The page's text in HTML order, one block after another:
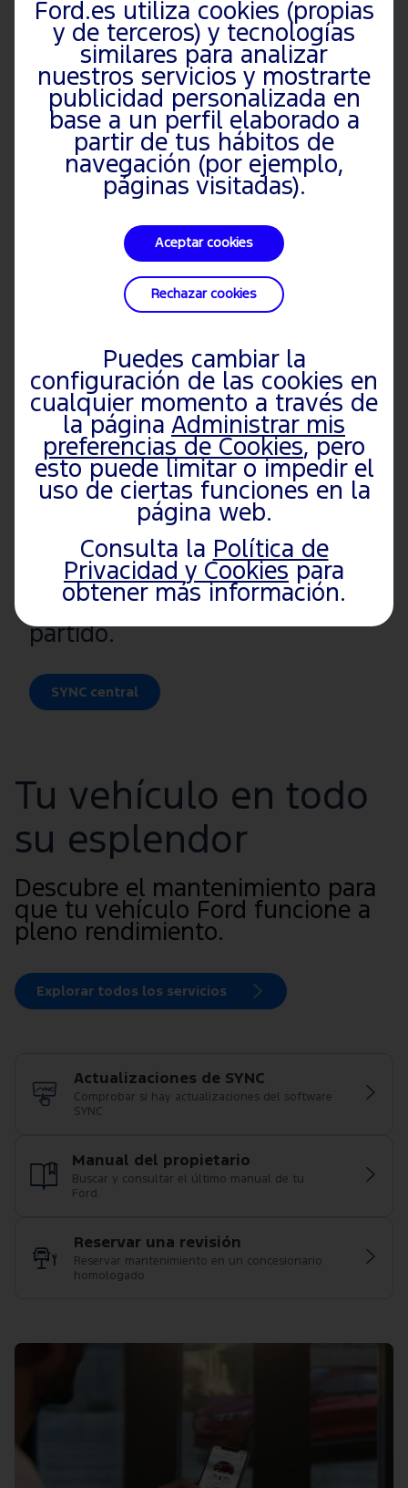
Ruedas y Neumáticos
Garantía
Más Temas Sobre el Vehículo
Tecnología al alcance de
la mano
Descubre tu versión de SYNC y
cómo sacarle el máximo
partido.
SYNC central
Tu vehículo en todo
su esplendor
Descubre el mantenimiento para
que tu vehículo Ford funcione a
pleno rendimiento.
Explorar todos los servicios
Actualizaciones de SYNC
Comprobar si hay actualizaciones del software
SYNC
Manual del propietario
Buscar y consultar el último manual de tu
Ford.
Reservar una revisión
Reservar mantenimiento en un concesionario
homologado
Ford.es utiliza cookies (propias
y de terceros) y tecnologías
similares para analizar
nuestros servicios y mostrarte
publicidad personalizada en
base a un perfil elaborado a
partir de tus hábitos de
navegación (por ejemplo,
páginas visitadas).
Aceptar cookies
Rechazar cookies
Puedes cambiar la
configuración de las cookies en
cualquier momento a través de
la página Administrar mis
preferencias de Cookies, pero
esto puede limitar o impedir el
uso de ciertas funciones en la
página web.
Consulta la Política de
Privacidad y Cookies para
obtener más información.